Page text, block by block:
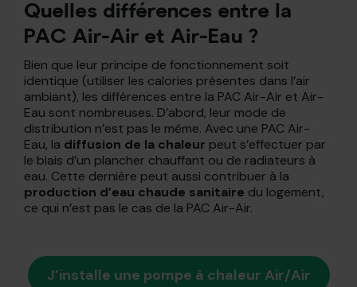
Quelles différences entre la
PAC Air-Air et Air-Eau ?
Bien que leur principe de fonctionnement soit
identique (utiliser les calories présentes dans l’air
ambiant), les différences entre la PAC Air-Air et Air-
Eau sont nombreuses. D’abord, leur mode de
distribution n’est pas le même. Avec une PAC Air-
Eau, la diffusion de la chaleur peut s’effectuer par
le biais d’un plancher chauffant ou de radiateurs à
eau. Cette dernière peut aussi contribuer à la
production d’eau chaude sanitaire du logement,
ce qui n’est pas le cas de la PAC Air-Air.
J’installe une pompe à chaleur Air/Air